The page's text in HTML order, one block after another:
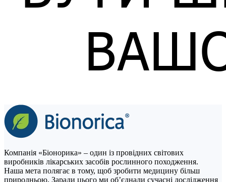
Компанія «Біонорика» – один із провідних світових
виробників лікарських засобів рослинного походження.
Наша мета полягає в тому, щоб зробити медицину більш
природньою. Заради цього ми об’єднали сучасні дослідження